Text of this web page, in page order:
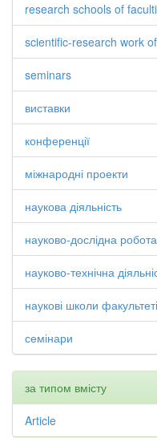
research schools of
scientific-research work
seminars
виставки
конференції
міжнародні проекти
наукова діяльність
науково-дослідна
науково-технічна
наукові школи
семінари
за типом вмісту
Article